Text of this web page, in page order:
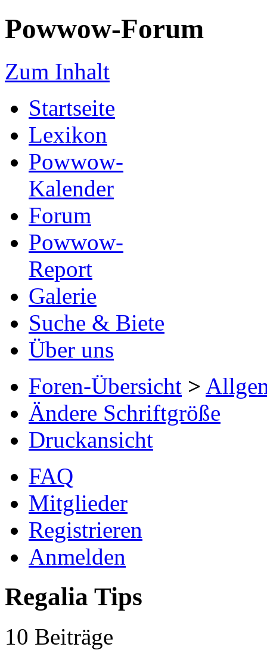
Powwow-Forum
Zum Inhalt
Startseite
Lexikon
Powwow-
Kalender
Forum
Powwow-
Report
Galerie
Suche & Biete
Über uns
Foren-Übersicht >
Ändere Schriftgröße
Druckansicht
FAQ
Mitglieder
Registrieren
Anmelden
Regalia Tips
10 Beiträge